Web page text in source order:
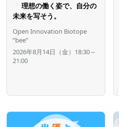
理想の働く姿で、自分の
未来を写そう。
Open Innovation Biotope
”bee”
2026年8月14日（金）18:30～
21:00